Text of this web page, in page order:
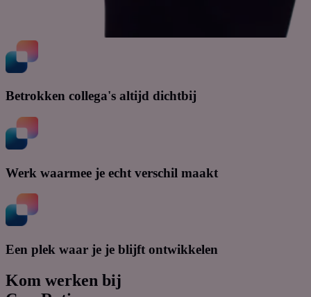
Betrokken collega's altijd dichtbij
Werk waarmee je echt verschil maakt
Een plek waar je je blijft ontwikkelen
Kom werken bij